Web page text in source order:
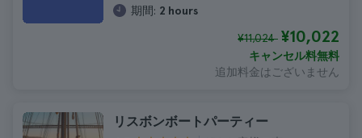
期間: 2 hours
¥11,024 ¥10,022
キャンセル料無料
追加料金はございません
リスボンボートパーティー